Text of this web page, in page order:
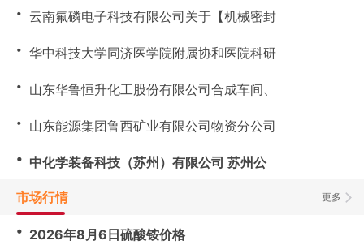
・ 云南氟磷电子科技有限公司关于【机械密封
・ 华中科技大学同济医学院附属协和医院科研
・ 山东华鲁恒升化工股份有限公司合成车间、
・ 山东能源集团鲁西矿业有限公司物资分公司
・ 中化学装备科技（苏州）有限公司 苏州公
更多
市场行情
・ 2026年8月6日硫酸铵价格